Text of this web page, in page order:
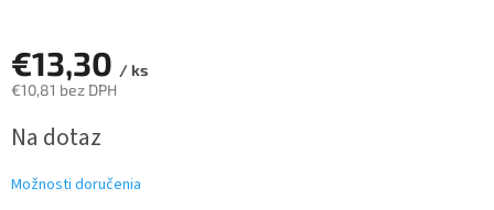
€13,30 / ks
€10,81 bez DPH
cena:
Na dotaz
Možnosti doručenia